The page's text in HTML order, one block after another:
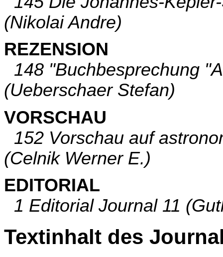
(Nikolai Andre)
REZENSION
148 "Buchbesprechung
(Ueberschaer Stefan)
VORSCHAU
152 Vorschau auf
(Celnik Werner E.)
EDITORIAL
1 Editorial Journal 11
Textinhalt des